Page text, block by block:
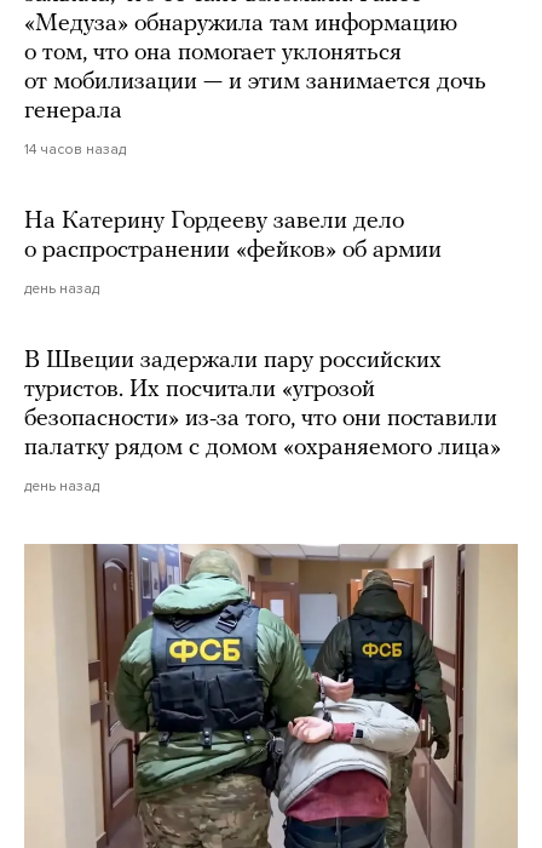
«Медуза» обнаружила там информацию
о том, что она помогает уклоняться
от мобилизации — и этим занимается дочь
генерала
14 часов назад
На Катерину Гордееву завели дело
о распространении «фейков» об армии
день назад
В Швеции задержали пару российских
туристов. Их посчитали «угрозой
безопасности» из-за того, что они поставили
палатку рядом с домом «охраняемого лица»
день назад